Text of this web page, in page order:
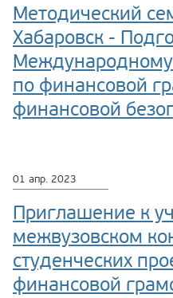
Методический
Хабаровск -
Международному
по финансовой
финансовой
01 апр. 2023
Приглашение к
межвузовском
студенческих
финансовой